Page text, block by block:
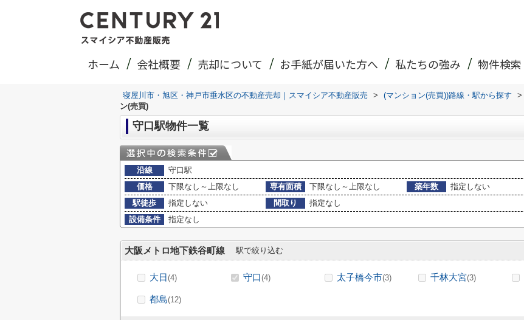
ホーム 会社概要 売却について お手紙が届いた方へ 私たちの強み 物件検索
寝屋川市・旭区・神戸市垂水区の不動産売却｜スマイシア不動産販売 > (マンション(売買))路線・駅から探す >
ン(売買)
守口駅物件一覧
沿線
守口駅
価格
下限なし～上限なし 専有面積 下限なし～上限なし 築年数
指定しない
駅徒歩
指定しない 間取り
指定なし
設備条件
指定なし
大阪メトロ地下鉄谷町線 駅で絞り込む
大日(4) 守口(4) 太子橋今市(3) 千林大宮(3)
都島(12)